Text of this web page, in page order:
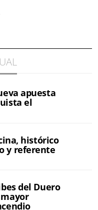
apuesta
el
histórico
y referente
del Duero